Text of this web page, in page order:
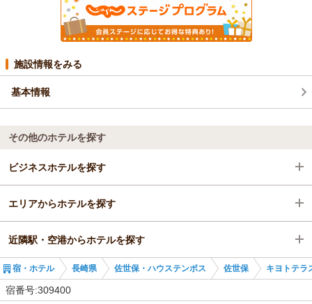
施設情報をみる
基本情報
その他のホテルを探す
ビジネスホテルを探す
長崎県
佐世保・ハウステンボス
佐世保
エリアからホテルを探す
長崎県
佐世保・ハウステンボス
近隣駅・空港からホテルを探す
川棚駅
宿・ホテル 長崎県 佐世保・ハウステンボス 佐世保 キヨトテラ
宿番号:309400